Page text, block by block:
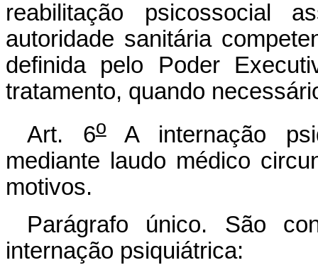
reabilitação psicossocial
autoridade sanitária
definida pelo Poder
tratamento, quando
Art. 6oA internação
mediante laudo médico
motivos.
Parágrafo único. São
internação psiquiátrica: